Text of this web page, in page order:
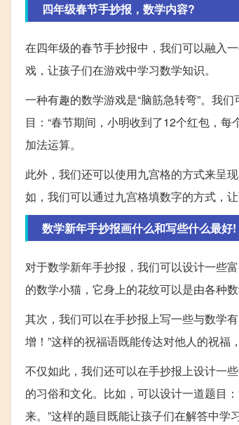
四年级春节手抄报，数学内容?
在四年级的春节手抄报中，我们可以融入
戏，让孩子们在游戏中学习数学知识。
一种有趣的数学游戏是“脑筋急转弯”。我
目：“春节期间，小明收到了12个红包，
加法运算。
此外，我们还可以使用九宫格的方式来呈
如，我们可以通过九宫格填数字的方式，
数学新年手抄报画什么和写些什么最好!
对于数学新年手抄报，我们可以设计一些
的数学小猫，它身上的花纹可以是由各种数
其次，我们可以在手抄报上写一些与数学
增！”这样的祝福语既能传达对他人的祝福
不仅如此，我们还可以在手抄报上设计一
的习俗和文化。比如，可以设计一道题目
来。”这样的题目既能让孩子们在解答中学